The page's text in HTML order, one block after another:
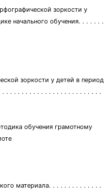
зоркости у
начального обучения. . . . . . .
зоркости у детей в период
. . . . . . . . . . . . . . . . . . . . . . . . . .
обучения грамотному
материала. . . . . . . . . . . . . .